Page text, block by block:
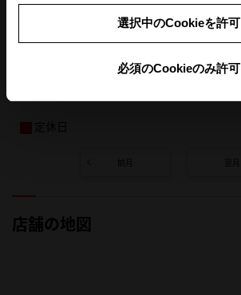
選択中のCookieを許可
必須のCookieのみ許可
店舗の地図